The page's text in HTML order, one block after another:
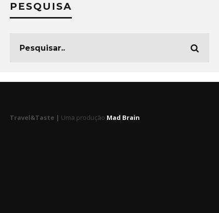
PESQUISA
Travel&Taste | Uma produção Mad Brain